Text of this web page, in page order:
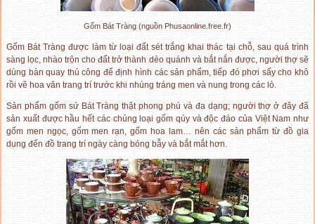
Gốm Bát Tràng (nguồn Phusaonline.free.fr)
Gốm Bát Tràng được làm từ loại đất sét trắng khai thác tại chỗ, sau quá trình
sàng lọc, nhào trộn cho đất trở thành dẻo quánh và bắt nắn được, người thợ sẽ
dùng bàn quay thủ công để định hình các sản phẩm, tiếp đó phơi sấy cho khô
rồi vẽ hoa văn trang trí trước khi nhúng tráng men và nung trong các lò.
Sản phẩm gốm sứ Bát Tràng thật phong phú và đa dạng; người thợ ở đây đã
sản xuất được hầu hết các chủng loại gốm qúy và độc đáo của Việt Nam như
gốm men ngọc, gốm men rạn, gốm hoa lam… nên các sản phẩm từ đồ gia
dụng đến đồ trang trí ngày càng bóng bẫy và bắt mắt hơn.